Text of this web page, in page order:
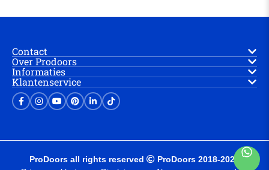
Contact
Over Prodoors
Informaties
Klantenservice
ProDoors all rights reserved
ProDoors 2018-2025